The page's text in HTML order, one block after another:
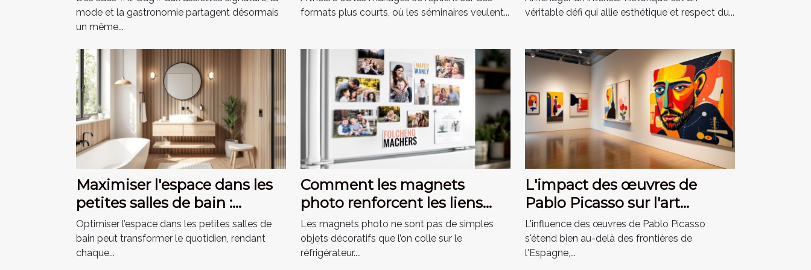
mode et la gastronomie partagent désormais
un même...
formats plus courts, où les séminaires veulent...
véritable défi qui allie esthétique et respect du...
Maximiser l'espace dans les
petites salles de bain :
astuces et conseils
Optimiser l’espace dans les petites salles de
bain peut transformer le quotidien, rendant
chaque...
Comment les magnets
photo renforcent les liens
familiaux ?
Les magnets photo ne sont pas de simples
objets décoratifs que l’on colle sur le
réfrigérateur....
L'impact des œuvres de
Pablo Picasso sur l'art
moderne
L'influence des œuvres de Pablo Picasso
s'étend bien au-delà des frontières de
l'Espagne,...